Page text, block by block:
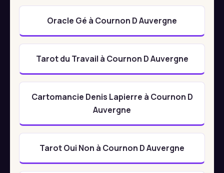
Oracle Gé à Cournon D Auvergne
Tarot du Travail à Cournon D Auvergne
Cartomancie Denis Lapierre à Cournon D
Auvergne
Tarot Oui Non à Cournon D Auvergne